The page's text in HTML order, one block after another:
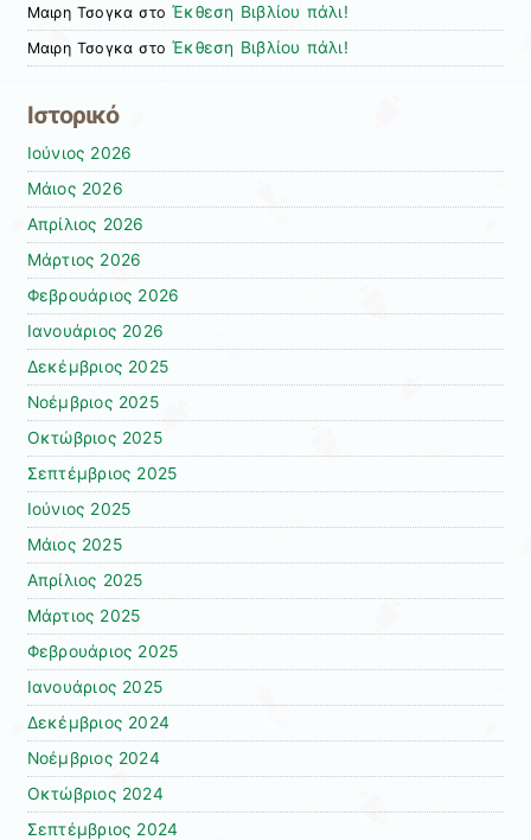
Μαιρη Τσογκα στοΈκθεση Βιβλίου πάλι!
Μαιρη Τσογκα στοΈκθεση Βιβλίου πάλι!
Ιστορικό
Ιούνιος 2026
Μάιος 2026
Απρίλιος 2026
Μάρτιος 2026
Φεβρουάριος 2026
Ιανουάριος 2026
Δεκέμβριος 2025
Νοέμβριος 2025
Οκτώβριος 2025
Σεπτέμβριος 2025
Ιούνιος 2025
Μάιος 2025
Απρίλιος 2025
Μάρτιος 2025
Φεβρουάριος 2025
Ιανουάριος 2025
Δεκέμβριος 2024
Νοέμβριος 2024
Οκτώβριος 2024
Σεπτέμβριος 2024